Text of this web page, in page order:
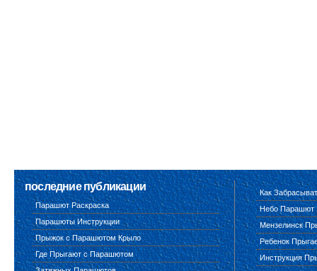
последние публикации
Парашют Раскраска
Парашюты Инструкции
Прыжок с Парашютом Крыло
Где Прыгают с Парашютом
Как
Небо Парашют
Мензелинск
Ребенок
Инструкция